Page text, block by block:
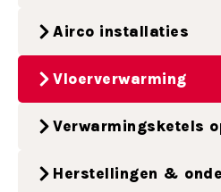
Airco installaties
Vloerverwarming
Verwarmingsketels
Herstellingen &